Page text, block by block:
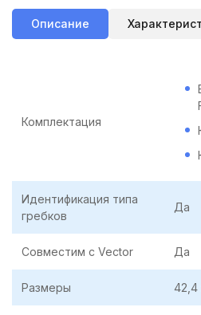
Описание
Комплектация
Идентификация типа
гребков
Да
Совместим с Vector Да
Размеры 42,4